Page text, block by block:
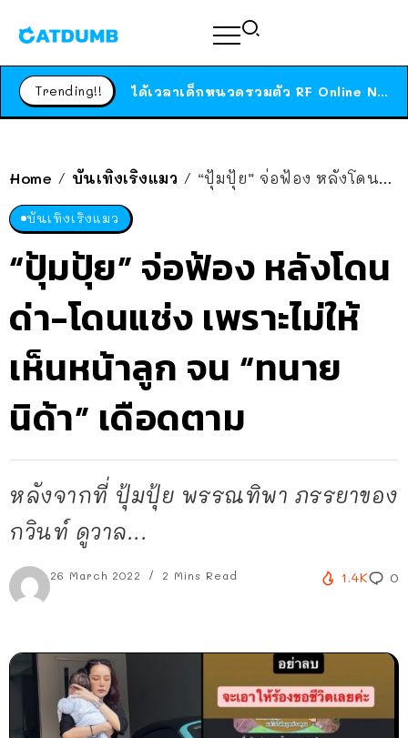
Trending!! ได้เวลาเด็กหนวดรวมตัว RF Online Next เปิดให้เล่นแล้ว เกม Sci-Fi MMORPG ระดับตำนาน เล่นได้ทั้งมือถือและ PC
Home / บันเทิงเริงแมว / “ปุ้มปุ้ย” จ่อฟ้อง หลังโดนด่า-โดนแช่ง เพราะไม่ให้เห็นหน้าลูก จน “ทนายนิด้า” เดือดตาม
บันเทิงเริงแมว
“ปุ้มปุ้ย” จ่อฟ้อง หลังโดน
ด่า-โดนแช่ง เพราะไม่ให้
เห็นหน้าลูก จน “ทนาย
นิด้า” เดือดตาม
หลังจากที่ ปุ้มปุ้ย พรรณทิพา ภรรยาของ
กวินท์ ดูวาล...
26 March 2022 2 Mins Read 1.4K 0